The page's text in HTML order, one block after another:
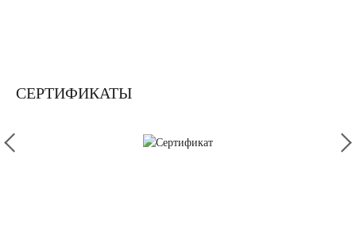
СЕРТИФИКАТЫ